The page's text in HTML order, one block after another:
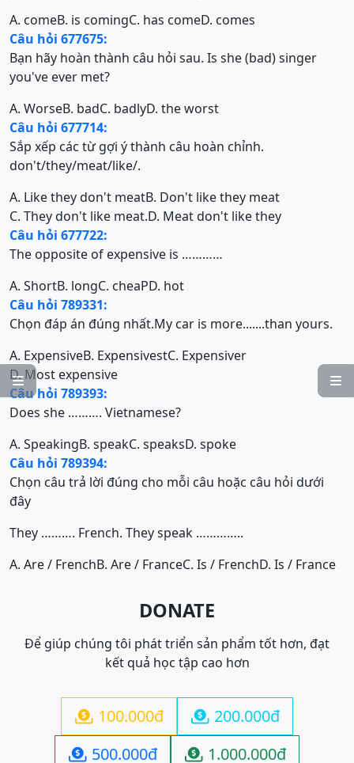


A. comeB. is comingC. has comeD. comes
Câu hỏi 677675:
Bạn hãy hoàn thành câu hỏi sau. Is she (bad) singer
you've ever met?
A. WorseB. badC. badlyD. the worst
Câu hỏi 677714:
Sắp xếp các từ gợi ý thành câu hoàn chỉnh.
don't/they/meat/like/.
A. Like they don't meatB. Don't like they meat
C. They don't like meat.D. Meat don't like they
Câu hỏi 677722:
The opposite of expensive is …………
A. ShortB. longC. cheaPD. hot
Câu hỏi 789331:
Chọn đáp án đúng nhất.My car is more.......than yours.
A. ExpensiveB. ExpensivestC. Expensiver
D. Most expensive
Câu hỏi 789393:
Does she ………. Vietnamese?
A. SpeakingB. speakC. speaksD. spoke
Câu hỏi 789394:
Chọn câu trả lời đúng cho mỗi câu hoặc câu hỏi dưới
đây
They ………. French. They speak …………..
A. Are / FrenchB. Are / FranceC. Is / FrenchD. Is / France
DONATE
Để giúp chúng tôi phát triển sản phẩm tốt hơn, đạt
kết quả học tập cao hơn
 100.000đ  200.000đ
 500.000đ  1.000.000đ